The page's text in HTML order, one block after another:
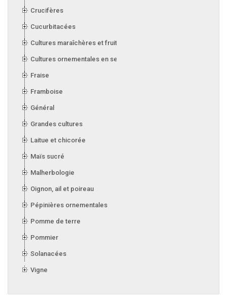
Crucifères
Cucurbitacées
Cultures maraîchères et fruitières en serre
Cultures ornementales en serre
Fraise
Framboise
Général
Grandes cultures
Laitue et chicorée
Maïs sucré
Malherbologie
Oignon, ail et poireau
Pépinières ornementales
Pomme de terre
Pommier
Solanacées
Vigne